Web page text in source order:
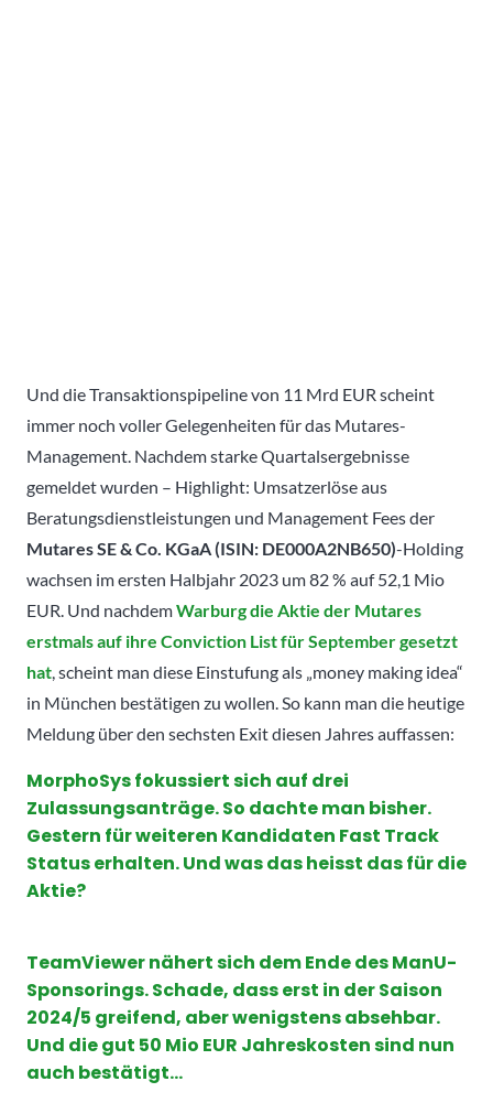
Und die Transaktionspipeline von 11 Mrd EUR scheint
immer noch voller Gelegenheiten für das Mutares-
Management. Nachdem starke Quartalsergebnisse
gemeldet wurden – Highlight: Umsatzerlöse aus
Beratungsdienstleistungen und Management Fees der
Mutares SE & Co. KGaA (ISIN: DE000A2NB650)-Holding
wachsen im ersten Halbjahr 2023 um 82 % auf 52,1 Mio
EUR. Und nachdemWarburg die Aktie der Mutares
erstmals auf ihre Conviction List für September gesetzt
hat, scheint man diese Einstufung als „money making idea“
in München bestätigen zu wollen. So kann man die heutige
Meldung über den sechsten Exit diesen Jahres auffassen:
MorphoSys fokussiert sich auf drei
Zulassungsanträge. So dachte man bisher.
Gestern für weiteren Kandidaten Fast Track
Status erhalten. Und was das heisst das für die
Aktie?
TeamViewer nähert sich dem Ende des ManU-
Sponsorings. Schade, dass erst in der Saison
2024/5 greifend, aber wenigstens absehbar.
Und die gut 50 Mio EUR Jahreskosten sind nun
auch bestätigt…